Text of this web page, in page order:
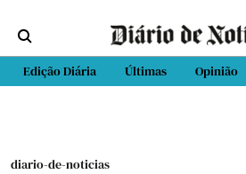
Edição Diária Últimas Opinião
diario-de-noticias